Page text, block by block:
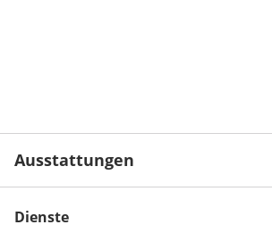
Ausstattungen
Dienste